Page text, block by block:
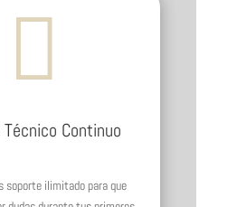

Continuo
soporte ilimitado para que